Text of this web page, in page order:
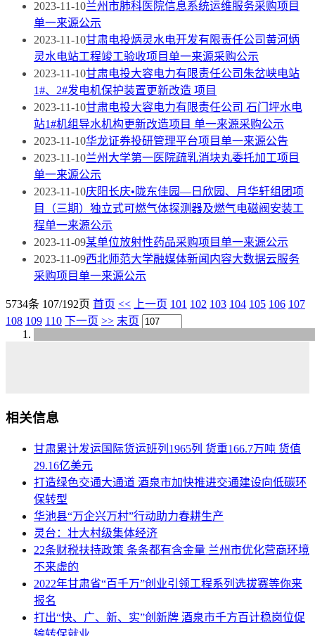
2023-11-10兰州市肺科医院信息系统运维服务采购项目
单一来源公示
2023-11-10甘肃电投炳灵水电开发有限责任公司黄河炳
灵水电站工程竣工验收项目单一来源采购公示
2023-11-10甘肃电投大容电力有限责任公司朱岔峡电站
1#、2#发电机保护装置更新改造 项目
2023-11-10甘肃电投大容电力有限责任公司 石门坪水电
站1#机组导水机构更新改造项目 单一来源采购公示
2023-11-10华龙证券投研管理平台项目单一来源公告
2023-11-10兰州大学第一医院疏乳消块丸委托加工项目
单一来源公示
2023-11-10庆阳长庆•陇东佳园—日欣园、月华轩组团项
目（三期）独立式可燃气体探测器及燃气电磁阀安装工
程单一来源公示
2023-11-09某单位放射性药品采购项目单一来源公示
2023-11-09西北师范大学融媒体新闻内容大数据云服务
采购项目单一来源公示
5734条 107/192页 首页 << 上一页 101 102 103 104 105 106 107
108 109 110 下一页 >> 末页
相关信息
甘肃累计发运国际货运班列1965列 货重166.7万吨 货值
29.16亿美元
打造绿色交通大通道 酒泉市加快推进交通建设向低碳环
保转型
华池县“万企兴万村”行动助力春耕生产
灵台：壮大村级集体经济
22条财税扶持政策 条条都有含金量 兰州市优化营商环境
不来虚的
2022年甘肃省“百千万”创业引领工程系列选拔赛等你来
报名
打出“快、广、新、实”创新牌 酒泉市千方百计稳岗位促